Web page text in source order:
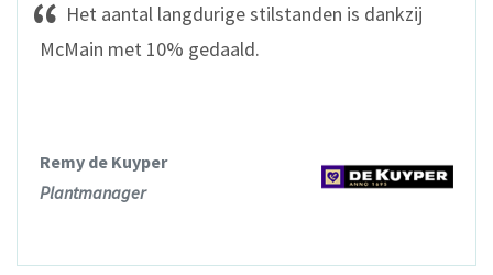
Het aantal langdurige stilstanden is dankzij
McMain met 10% gedaald.
Remy de Kuyper
Plantmanager